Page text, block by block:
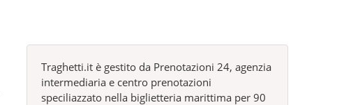
Traghetti.it è gestito da Prenotazioni 24, agenzia
intermediaria e centro prenotazioni
speciliazzato nella biglietteria marittima per 90